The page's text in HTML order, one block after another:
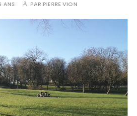
ANS PARPIERRE VION